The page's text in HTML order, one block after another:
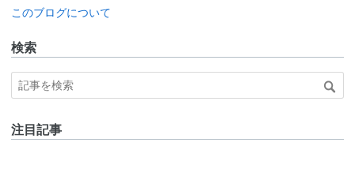
このブログについて
検索
注目記事